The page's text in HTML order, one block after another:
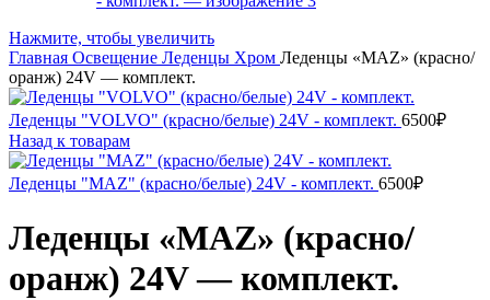
Нажмите, чтобы увеличить
Главная Освещение Леденцы Хром Леденцы «MAZ» (красно/
оранж) 24V — комплект.
Леденцы "VOLVO" (красно/белые) 24V - комплект. 6500₽
Назад к товарам
Леденцы "MAZ" (красно/белые) 24V - комплект. 6500₽
Леденцы «MAZ» (красно/
оранж) 24V — комплект.